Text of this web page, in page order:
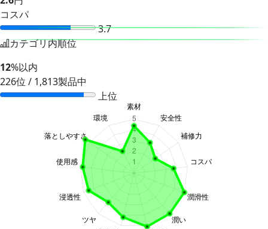
コスパ
3.7
カテゴリ内順位
12%以内
226位 / 1,813製品中
上位